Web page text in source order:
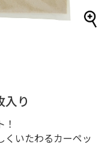
り
くいたわるカーペッ